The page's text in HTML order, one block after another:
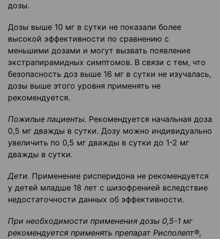
дозы.
Дозы выше 10 мг в сутки не показали более
высокой эффективности по сравнению с
меньшими дозами и могут вызвать появление
экстрапирамидных симптомов. В связи с тем, что
безопасность доз выше 16 мг в сутки не изучалась,
дозы выше этого уровня применять не
рекомендуется.
Пожилые пациенты. Рекомендуется начальная доза
0,5 мг дважды в сутки. Дозу можно индивидуально
увеличить по 0,5 мг дважды в сутки до 1-2 мг
дважды в сутки.
Дети. Применение рисперидона не рекомендуется
у детей младше 18 лет с шизофренией вследствие
недостаточности данных об эффективности.
При необходимости применения дозы 0,5-1 мг
рекомендуется применять препарат Рисполепт®,